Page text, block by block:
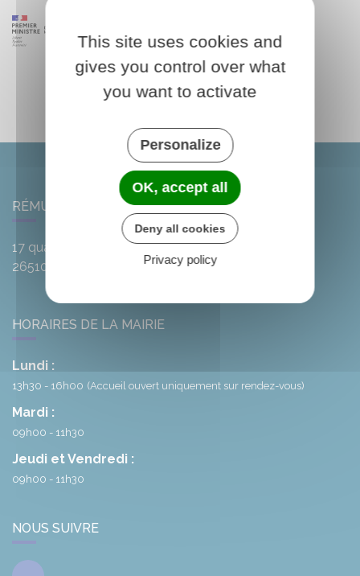
RÉMUZAT
17 quai de l'Oule
26510
HORAIRES DE LA MAIRIE
Lundi :
13h30 - 16h00 (Accueil ouvert uniquement sur rendez-vous)
Mardi :
09h00 - 11h30
Jeudi et Vendredi :
09h00 - 11h30
NOUS SUIVRE
This site uses cookies and
gives you control over what
you want to activate
Personalize
OK, accept all
Deny all cookies
Privacy policy